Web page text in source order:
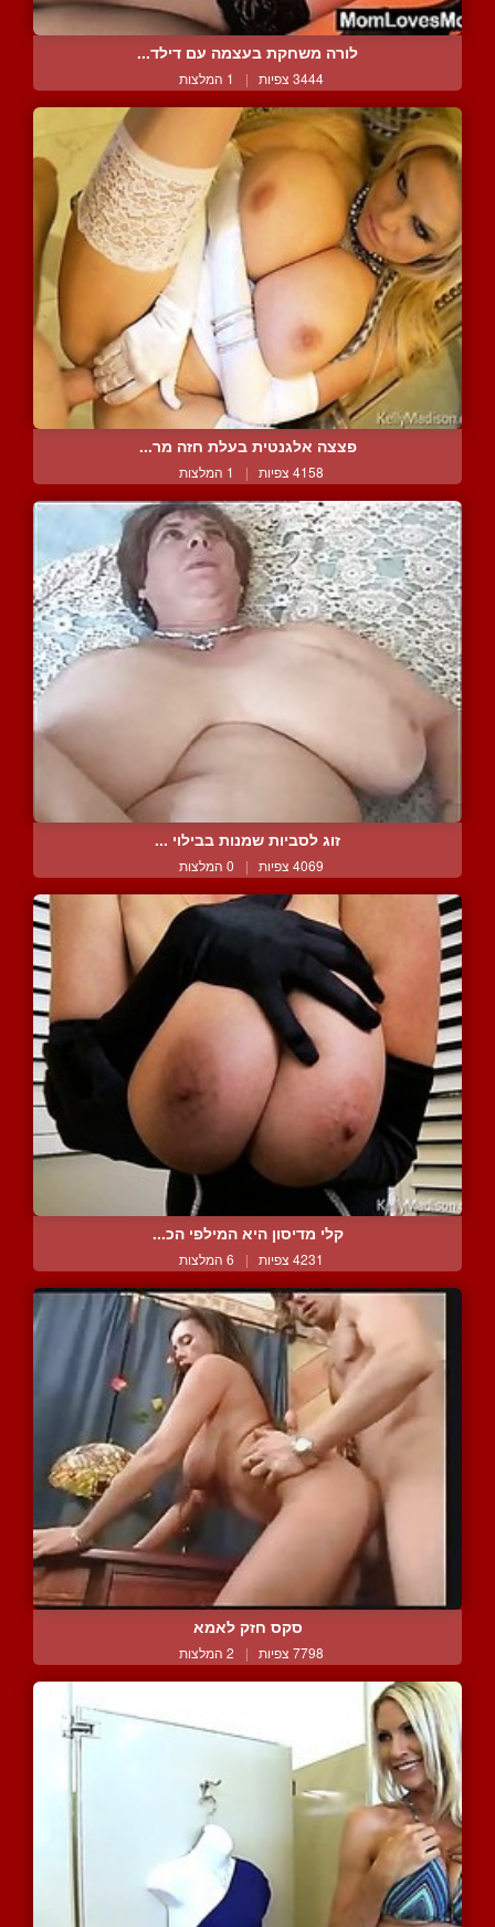
לורה משחקת בעצמה עם דילד...
3444 צפיות | 1 המלצות
פצצה אלגנטית בעלת חזה מר...
4158 צפיות | 1 המלצות
זוג לסביות שמנות בבילוי ...
4069 צפיות | 0 המלצות
קלי מדיסון היא המילפי הכ...
4231 צפיות | 6 המלצות
סקס חזק לאמא
7798 צפיות | 2 המלצות